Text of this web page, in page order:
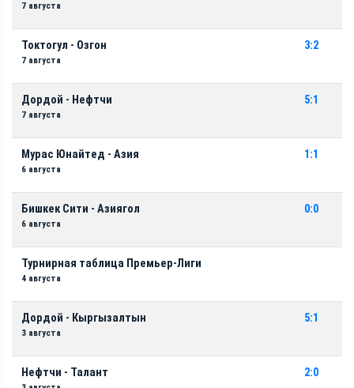
7 августа
Токтогул - Озгон
7 августа
3:2
Дордой - Нефтчи
7 августа
5:1
Мурас Юнайтед - Азия
6 августа
1:1
Бишкек Сити - Азиягол
6 августа
0:0
Турнирная таблица Премьер-Лиги
4 августа
Дордой - Кыргызалтын
3 августа
5:1
Нефтчи - Талант 2:0